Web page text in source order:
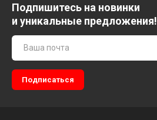
Подпишитесь на новинки
и уникальные предложения!